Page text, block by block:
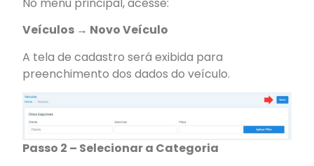
Veículos → Novo Veículo
A tela de cadastro será exibida para
preenchimento dos dados do veículo.
Passo 2 – Selecionar a Categoria